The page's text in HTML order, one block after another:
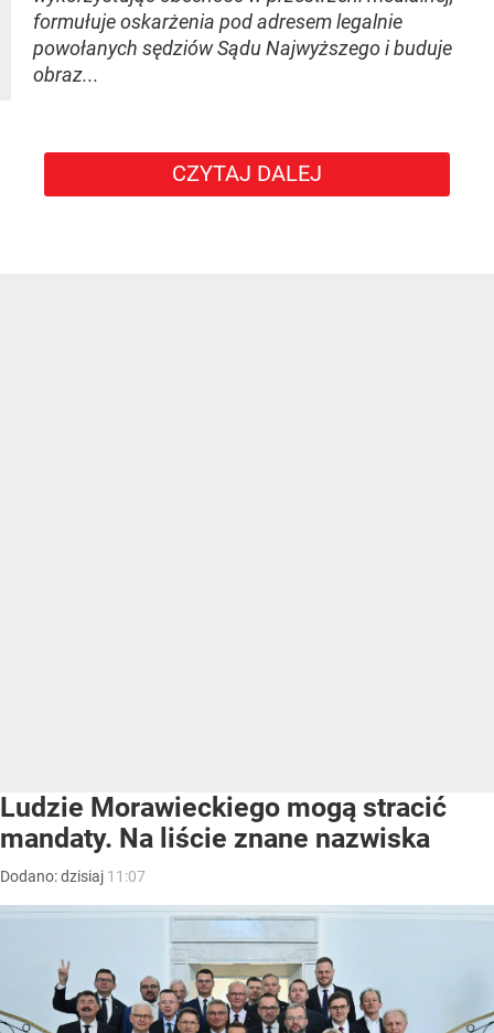
formułuje oskarżenia pod adresem legalnie
powołanych sędziów Sądu Najwyższego i buduje
obraz...
CZYTAJ DALEJ
Ludzie Morawieckiego mogą stracić
mandaty. Na liście znane nazwiska
Dodano:dzisiaj 11:07